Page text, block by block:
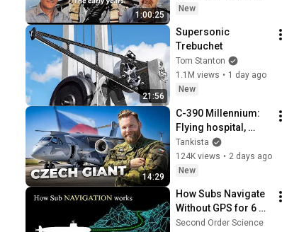
1:00:25
1 - Από την
στο ΣΟΤ
New
21:56
Supersonic
Trebuchet
Tom Stanton
1.1M views • 1 day ago
New
14:29
C-390 Millennium:
Flying hospital,
tanker and
firefighter – Czech
Army's transformer
Tankista
124K views • 2 days ago
New
How Subs Navigate
Without GPS for 6
Months. (Its Genius)
Second Order Science